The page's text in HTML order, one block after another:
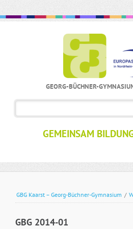
GEORG-BÜCHNER-
GEMEINSAM
GBG Kaarst – Georg-Büchner-Gymnasium /
GBG 2014-01